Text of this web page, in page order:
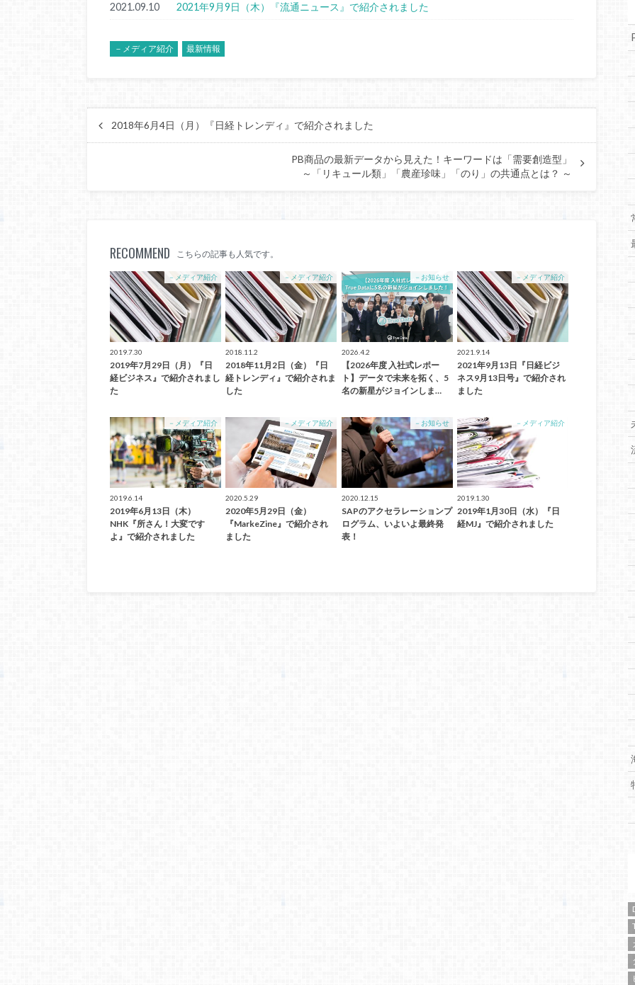
2021.09.10 2021年9月9日（木）『流通ニュース』で紹介されました
－メディア紹介 最新情報
2018年6月4日（月）『日経トレンディ』で紹介されました
PB商品の最新データから見えた！キーワードは「需要創造型」
～「リキュール類」「農産珍味」「のり」の共通点とは？ ～
RECOMMEND こちらの記事も人気です。
－メディア紹介
2019.7.30
2019年7月29日（月）『日
経ビジネス』で紹介されまし
た
－メディア紹介
2018.11.2
2018年11月2日（金）『日
経トレンディ』で紹介されま
した
－お知らせ
2026.4.2
【2026年度 入社式レポー
ト】データで未来を拓く、5
名の新星がジョインしま…
－メディア紹介
2021.9.14
2021年9月13日『日経ビジ
ネス9月13日号』で紹介され
ました
－メディア紹介
2019.6.14
2019年6月13日（木）
NHK『所さん！大変です
よ』で紹介されました
－メディア紹介
2020.5.29
2020年5月29日（金）
『MarkeZine』で紹介され
ました
－お知らせ
2020.12.15
SAPのアクセラレーションプ
ログラム、いよいよ最終発
表！
－メディア紹介
2019.1.30
2019年1月30日（水）『日
経MJ』で紹介されました